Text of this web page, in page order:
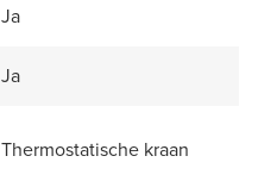
Ja
Ja
Thermostatische kraan